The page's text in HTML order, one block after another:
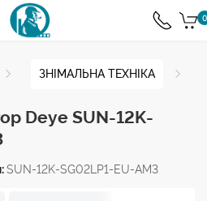
0
ЗНІМАЛЬНА ТЕХНІКА
Deye SUN-12K-
SUN-12K-SG02LP1-EU-AM3